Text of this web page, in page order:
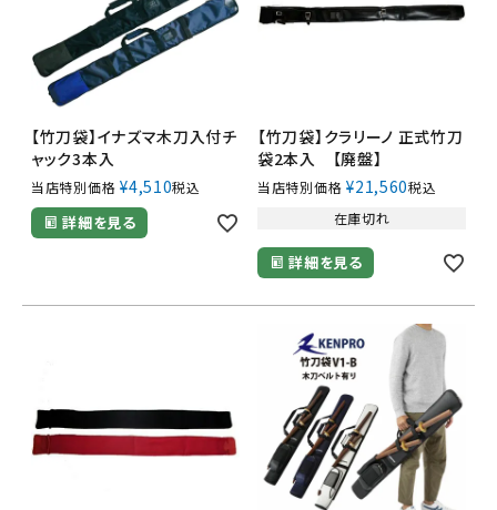
【竹刀袋】イナズマ木刀入付チ
ャック3本入
当店特別価格 ¥4,510税込
詳細を見る
【竹刀袋】クラリーノ 正式竹刀
袋2本入 【廃盤】
当店特別価格 ¥21,560税込
在庫切れ
詳細を見る